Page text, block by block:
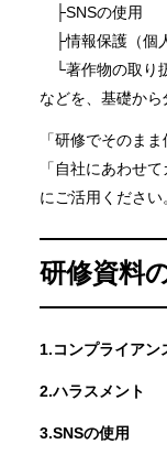
├SNSの使用
├情報保護（個
└著作物の取り
などを、基礎から
「研修でそのまま
「自社にあわせ
にご活用ください
研修資料
1.コンプライアン
2.ハラスメント
3.SNSの使用